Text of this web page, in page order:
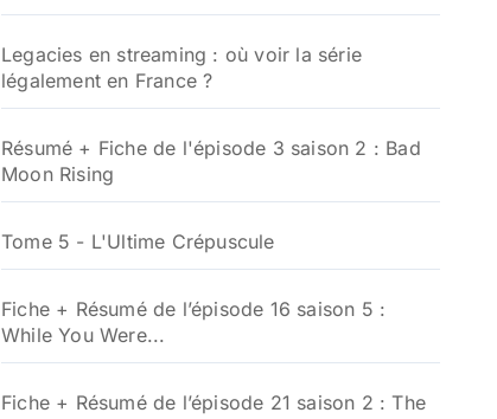
Legacies en streaming : où voir la série
légalement en France ?
Résumé + Fiche de l'épisode 3 saison 2 : Bad
Moon Rising
Tome 5 - L'Ultime Crépuscule
Fiche + Résumé de l’épisode 16 saison 5 :
While You Were...
Fiche + Résumé de l’épisode 21 saison 2 : The